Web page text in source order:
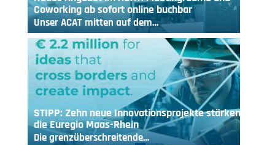
Coworking ab sofort online buchbar
Unser ACAT mitten auf dem…
STIPP: Zehn neue Innovationsprojekte stärken
die Euregio Maas-Rhein
Die grenzüberschreitende…